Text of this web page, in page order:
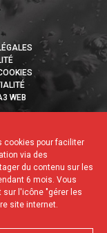
cookies pour faciliter
via des
du contenu sur les
6 mois. Vous
l'icône "gérer les
site internet.
WEB